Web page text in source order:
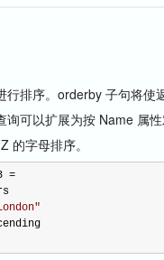
排序。orderby 子句将使
询可以扩展为按 Name 属
的字母排序。
=
"